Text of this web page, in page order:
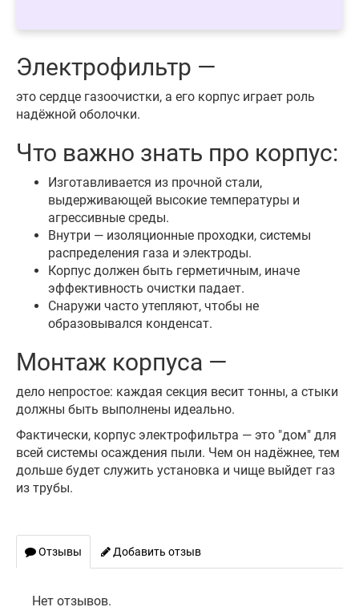
Электрофильтр —
это сердце газоочистки, а его корпус играет роль
надёжной оболочки.
Что важно знать про корпус:
Изготавливается из прочной стали,
выдерживающей высокие температуры и
агрессивные среды.
Внутри — изоляционные проходки, системы
распределения газа и электроды.
Корпус должен быть герметичным, иначе
эффективность очистки падает.
Снаружи часто утепляют, чтобы не
образовывался конденсат.
Монтаж корпуса —
дело непростое: каждая секция весит тонны, а стыки
должны быть выполнены идеально.
Фактически, корпус электрофильтра — это "дом" для
всей системы осаждения пыли. Чем он надёжнее, тем
дольше будет служить установка и чище выйдет газ
из трубы.
Отзывы Добавить отзыв
Нет отзывов.